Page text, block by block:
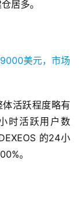
居多。
活跃程度略有
时活跃用户数
的24小
。